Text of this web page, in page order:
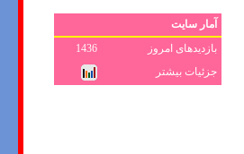
آمار سایت
بازدیدهای امروز
1436
جزئیات بیشتر